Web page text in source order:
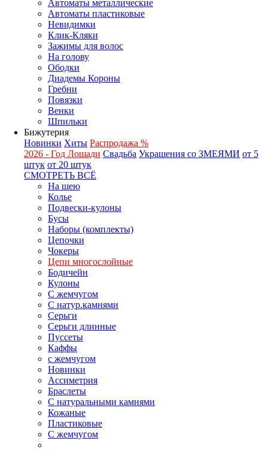
Автоматы металлические
Автоматы пластиковые
Невидимки
Клик-Кляки
Зажимы для волос
На голову
Ободки
Диадемы Короны
Гребни
Повязки
Венки
Шпильки
Бижутерия
Новинки Хиты Распродажа %
2026 - Год Лошади Свадьба Украшения со ЗМЕЯМИ от 5
штук от 20 штук
СМОТРЕТЬ ВСЁ
На шею
Колье
Подвески-кулоны
Бусы
Наборы (комплекты)
Цепочки
Чокеры
Цепи многослойные
Бодичейн
Кулоны
С жемчугом
С натур.камнями
Серьги
Серьги длинные
Пуссеты
Каффы
с жемчугом
Новинки
Ассиметрия
Браслеты
С натуральными камнями
Кожаные
Пластиковые
С жемчугом